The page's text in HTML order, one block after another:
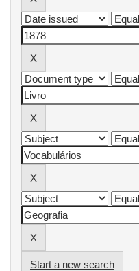
Start a new search